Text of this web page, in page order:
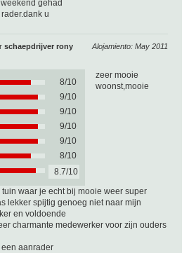
gehad
u
Alojamiento: May 2011
schaepdrijver rony
8/10
9/10
9/10
9/10
9/10
8/10
8.7/10
zeer mooie
woonst,mooie
waar je echt bij mooie weer super
lekker spijtig genoeg niet naar mijn
en voldoende
charmante medewerker voor zijn ouders
aanrader